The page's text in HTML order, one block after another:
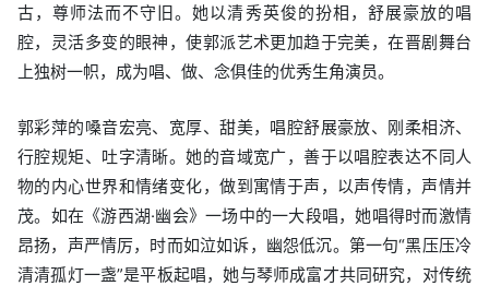
古，尊师法而不守旧。她以清秀英俊的扮相，舒展豪放的唱
腔，灵活多变的眼神，使郭派艺术更加趋于完美，在晋剧舞台
上独树一帜，成为唱、做、念俱佳的优秀生角演员。
郭彩萍的嗓音宏亮、宽厚、甜美，唱腔舒展豪放、刚柔相济、
行腔规矩、吐字清晰。她的音域宽广，善于以唱腔表达不同人
物的内心世界和情绪变化，做到寓情于声，以声传情，声情并
茂。如在《游西湖·幽会》一场中的一大段唱，她唱得时而激情
昂扬，声严情厉，时而如泣如诉，幽怨低沉。第一句“黑压压冷
清清孤灯一盏”是平板起唱，她与琴师成富才共同研究，对传统